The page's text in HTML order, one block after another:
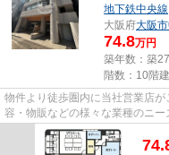
地下鉄中央線
大阪府大阪
74.8万円
築年数：築
階数：10階建
物件より徒歩圏内に当社営業店
容・物販などの様々な業種のニー
尚、弊社ではおとり広告は一切...